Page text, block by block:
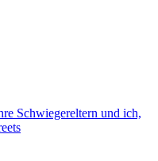
Schwiegereltern und ich,